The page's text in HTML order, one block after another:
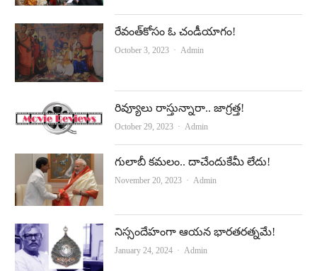
o
k
e
రేవంత్‌కోసం ఓ చండీయాగం!
October 3, 2023 Author
Admin
రివ్యూలు రాస్తున్నారా.. జాగ్రత్త!
October 29, 2023 Author
Admin
గులాబీ కమలం.. దాచేందుకేమీ లేదు!
November 20, 2023 Author
Admin
నిస్సందేహంగా ఆయన భారతరత్నమే!
January 24, 2024 Author
Admin